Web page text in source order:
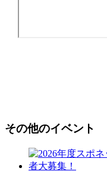
その他のイベント